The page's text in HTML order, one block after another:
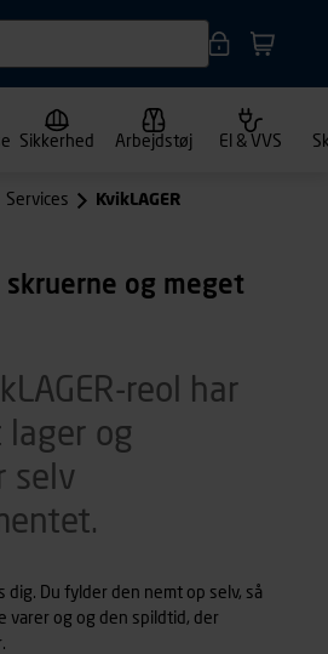
Sikkerhed Arbejdstøj El & VVS
Services KvikLAGER
skruerne og meget
reol har
lager og
selv
dig. Du fylder den nemt op selv, så
varer og og den spildtid, der